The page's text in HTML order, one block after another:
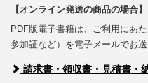
【オンライン発送の商品の場合】
PDF版電子書籍は、ご利用にあ
参加証など）を電子メールでお送
請求書・領収書・見積書・